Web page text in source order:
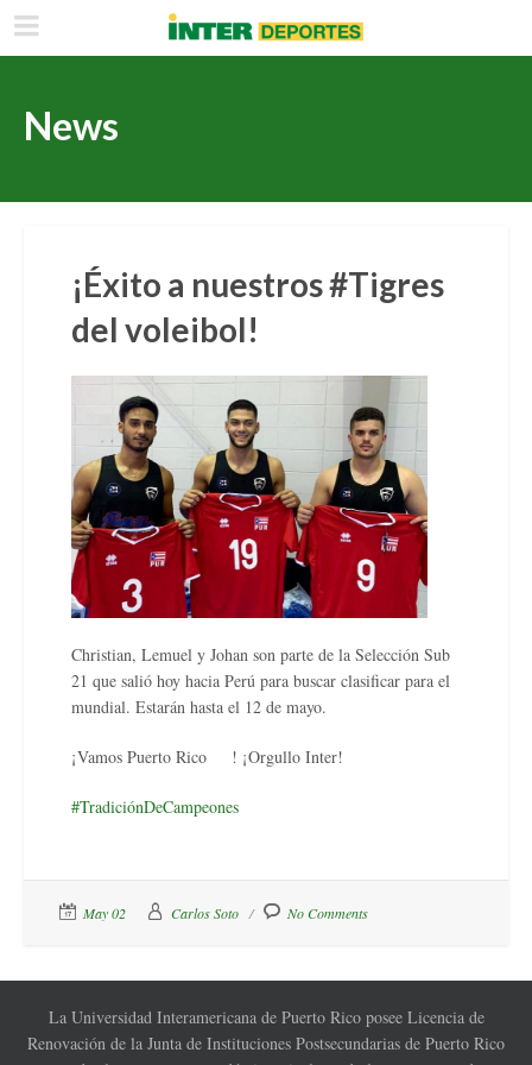
News
¡Éxito a nuestros #Tigres
del voleibol!
Christian, Lemuel y Johan son parte de la Selección Sub
21 que salió hoy hacia Perú para buscar clasificar para el
mundial. Estarán hasta el 12 de mayo.
¡Vamos Puerto Rico 🇵🇷
! ¡Orgullo Inter!
#TradiciónDeCampeones
May 02 Carlos Soto No Comments
La Universidad Interamericana de Puerto Rico posee Licencia de
Renovación de la Junta de Instituciones Postsecundarias de Puerto Rico